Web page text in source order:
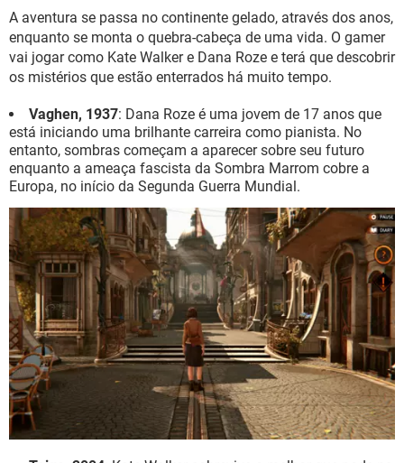
A aventura se passa no continente gelado, através dos anos,
enquanto se monta o quebra-cabeça de uma vida. O gamer
vai jogar como Kate Walker e Dana Roze e terá que descobrir
os mistérios que estão enterrados há muito tempo.
Vaghen, 1937: Dana Roze é uma jovem de 17 anos que
está iniciando uma brilhante carreira como pianista. No
entanto, sombras começam a aparecer sobre seu futuro
enquanto a ameaça fascista da Sombra Marrom cobre a
Europa, no início da Segunda Guerra Mundial.